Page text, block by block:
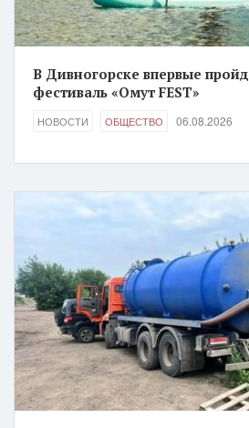
В Дивногорске впервые
фестиваль «Омут FEST»
НОВОСТИ ОБЩЕСТВО 06.08.2026